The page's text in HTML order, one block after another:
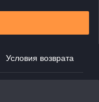
Условия возврата